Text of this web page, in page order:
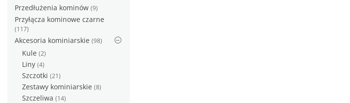
Przedłużenia kominów (9)
Przyłącza kominowe czarne
(117)
Akcesoria kominiarskie (98)
Kule (2)
Liny (4)
Szczotki (21)
Zestawy kominiarskie (8)
Szczeliwa (14)